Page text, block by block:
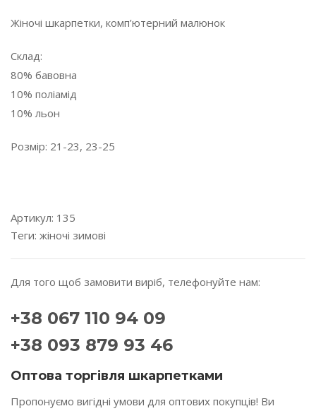
Жіночі шкарпетки, комп’ютерний малюнок
Склад:
80% бавовна
10% поліамід
10% льон
Розмір: 21-23, 23-25
Артикул: 135
Теги: жіночі зимові
Для того щоб замовити виріб, телефонуйте нам:
+38 067 110 94 09
+38 093 879 93 46
Оптова торгівля шкарпетками
Пропонуємо вигідні умови для оптових покупців! Ви